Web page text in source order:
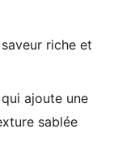
riche et
qui ajoute une
sablée